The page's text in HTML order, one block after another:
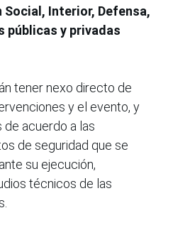
Interior, Defensa,
públicas y privadas
tener nexo directo de
y el evento, y
acuerdo a las
de seguridad que se
su ejecución,
técnicos de las